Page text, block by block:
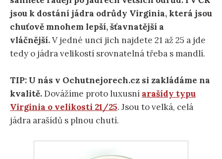
jsou k dostání jádra odrůdy Virginia, která jsou
chuťově mnohem lepší, šťavnatější a
vláčnější.V jedné unci jich najdete 21 až 25 a jde
tedy o jádra velikostí srovnatelná třeba s mandlí.
TIP: U nás v Ochutnejorech.cz si zakládáme na
kvalitě.Dovážíme proto luxusní arašídy typu
Virginia o velikosti 21/25. Jsou to velká, celá
jádra arašídů s plnou chutí.